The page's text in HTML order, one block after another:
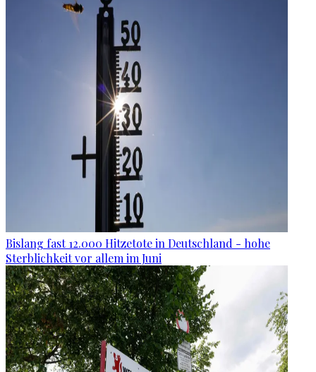
Bislang fast 12.000 Hitzetote in Deutschland - hohe
Sterblichkeit vor allem im Juni